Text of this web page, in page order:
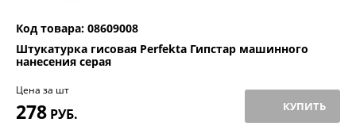
Код товара: 08609008
Штукатурка гисовая Perfekta Гипстар машинного
нанесения серая
Цена за шт
278 РУБ. КУПИТЬ